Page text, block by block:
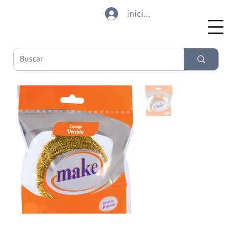
Iniciar sesión